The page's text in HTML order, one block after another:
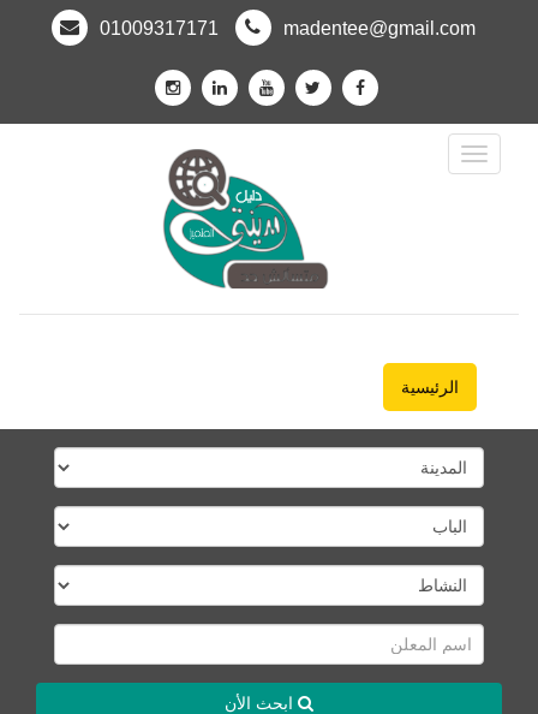
madentee@gmail.com
01009317171
Toggle
Navigation
الرئيسية
ابحث الأن